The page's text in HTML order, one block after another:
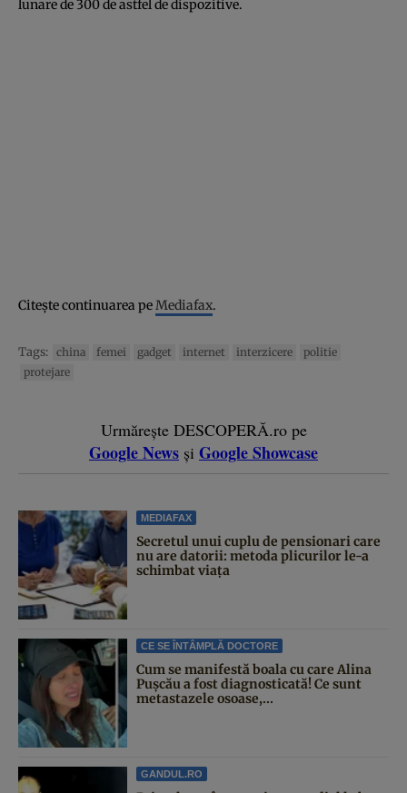
lunare de 300 de astfel de dispozitive.
Citeşte continuarea peMediafax.
Tags: china femei gadget internet interzicere
politie
protejare
Urmărește DESCOPERĂ.ro pe
Google News și Google Showcase
MEDIAFAX
Secretul unui cuplu de pensionari care
nu are datorii: metoda plicurilor le-a
schimbat viața
CE SE ÎNTÂMPLĂ DOCTORE
Cum se manifestă boala cu care Alina
Pușcău a fost diagnosticată! Ce sunt
metastazele osoase,...
GANDUL.RO